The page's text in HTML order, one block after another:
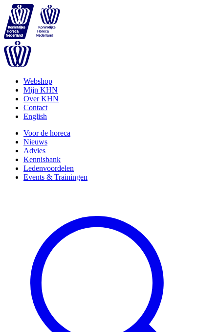
Webshop
Mijn KHN
Over KHN
Contact
English
Voor de horeca
Nieuws
Advies
Kennisbank
Ledenvoordelen
Events & Trainingen